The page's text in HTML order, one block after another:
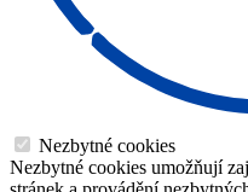
Nezbytné cookies
Nezbytné cookies umožňují